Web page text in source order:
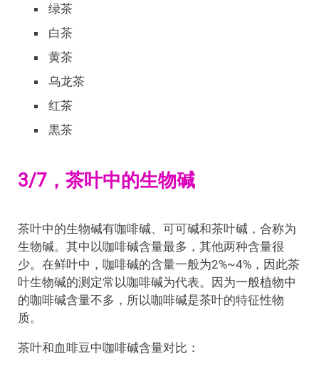
绿茶
白茶
黄茶
乌龙茶
红茶
黒茶
3/7，茶叶中的生物碱
茶叶中的生物碱有咖啡碱、可可碱和茶叶碱，合称为
生物碱。其中以咖啡碱含量最多，其他两种含量很
少。在鲜叶中，咖啡碱的含量一般为2%~4%，因此茶
叶生物碱的测定常以咖啡碱为代表。因为一般植物中
的咖啡碱含量不多，所以咖啡碱是茶叶的特征性物
质。
茶叶和血啡豆中咖啡碱含量对比：